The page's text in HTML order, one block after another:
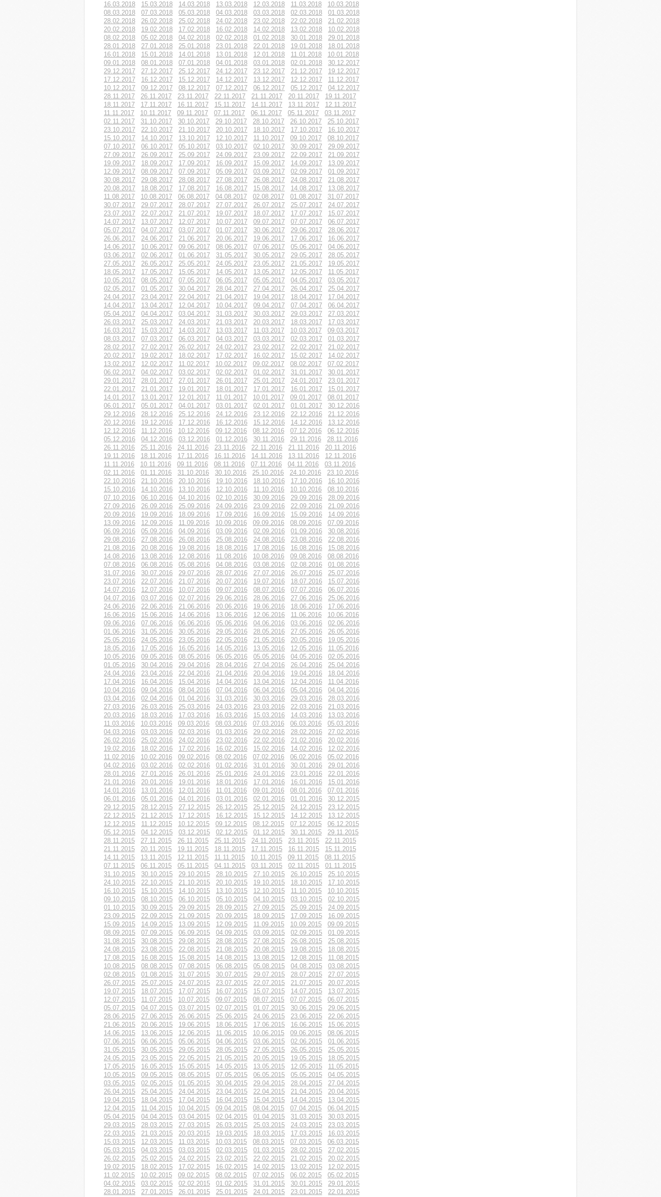
16.03.2018
15.03.2018 14.03.2018 13.03.2018 12.03.2018 11.03.2018
10.03.2018
08.03.2018
07.03.2018 05.03.2018 04.03.2018 03.03.2018 02.03.2018
01.03.2018
28.02.2018
26.02.2018 25.02.2018 24.02.2018 23.02.2018 22.02.2018
21.02.2018
20.02.2018
19.02.2018 17.02.2018 16.02.2018 14.02.2018 13.02.2018
10.02.2018
08.02.2018
05.02.2018 04.02.2018 02.02.2018 01.02.2018 30.01.2018
29.01.2018
28.01.2018
27.01.2018 25.01.2018 23.01.2018 22.01.2018 19.01.2018
18.01.2018
16.01.2018
15.01.2018 14.01.2018 13.01.2018 12.01.2018 11.01.2018
10.01.2018
09.01.2018
08.01.2018 07.01.2018 04.01.2018 03.01.2018 02.01.2018
30.12.2017
29.12.2017
27.12.2017 25.12.2017 24.12.2017 23.12.2017 21.12.2017
19.12.2017
17.12.2017
16.12.2017 15.12.2017 14.12.2017 13.12.2017 12.12.2017
11.12.2017
10.12.2017
09.12.2017 08.12.2017 07.12.2017 06.12.2017 05.12.2017
04.12.2017
28.11.2017
26.11.2017 23.11.2017 22.11.2017 21.11.2017 20.11.2017
19.11.2017
18.11.2017
17.11.2017 16.11.2017 15.11.2017 14.11.2017 13.11.2017
12.11.2017
11.11.2017
10.11.2017 09.11.2017 07.11.2017 06.11.2017 05.11.2017
03.11.2017
02.11.2017
31.10.2017 30.10.2017 29.10.2017 28.10.2017 26.10.2017
25.10.2017
23.10.2017
22.10.2017 21.10.2017 20.10.2017 18.10.2017 17.10.2017
16.10.2017
15.10.2017
14.10.2017 13.10.2017 12.10.2017 11.10.2017 09.10.2017
08.10.2017
07.10.2017
06.10.2017 05.10.2017 03.10.2017 02.10.2017 30.09.2017
29.09.2017
27.09.2017
26.09.2017 25.09.2017 24.09.2017 23.09.2017 22.09.2017
21.09.2017
19.09.2017
18.09.2017 17.09.2017 16.09.2017 15.09.2017 14.09.2017
13.09.2017
12.09.2017
08.09.2017 07.09.2017 05.09.2017 03.09.2017 02.09.2017
01.09.2017
30.08.2017
29.08.2017 28.08.2017 27.08.2017 26.08.2017 24.08.2017
21.08.2017
20.08.2017
18.08.2017 17.08.2017 16.08.2017 15.08.2017 14.08.2017
13.08.2017
11.08.2017
10.08.2017 06.08.2017 04.08.2017 02.08.2017 01.08.2017
31.07.2017
30.07.2017
29.07.2017 28.07.2017 27.07.2017 26.07.2017 25.07.2017
24.07.2017
23.07.2017
22.07.2017 21.07.2017 19.07.2017 18.07.2017 17.07.2017
15.07.2017
14.07.2017
13.07.2017 12.07.2017 10.07.2017 09.07.2017 07.07.2017
06.07.2017
05.07.2017
04.07.2017 03.07.2017 01.07.2017 30.06.2017 29.06.2017
28.06.2017
26.06.2017
24.06.2017 21.06.2017 20.06.2017 19.06.2017 17.06.2017
16.06.2017
14.06.2017
10.06.2017 09.06.2017 08.06.2017 07.06.2017 05.06.2017
04.06.2017
03.06.2017
02.06.2017 01.06.2017 31.05.2017 30.05.2017 29.05.2017
28.05.2017
27.05.2017
26.05.2017 25.05.2017 24.05.2017 23.05.2017 21.05.2017
19.05.2017
18.05.2017
17.05.2017 15.05.2017 14.05.2017 13.05.2017 12.05.2017
11.05.2017
10.05.2017
08.05.2017 07.05.2017 06.05.2017 05.05.2017 04.05.2017
03.05.2017
02.05.2017
01.05.2017 30.04.2017 28.04.2017 27.04.2017 26.04.2017
25.04.2017
24.04.2017
23.04.2017 22.04.2017 21.04.2017 19.04.2017 18.04.2017
17.04.2017
14.04.2017
13.04.2017 12.04.2017 10.04.2017 09.04.2017 07.04.2017
06.04.2017
05.04.2017
04.04.2017 03.04.2017 31.03.2017 30.03.2017 29.03.2017
27.03.2017
26.03.2017
25.03.2017 24.03.2017 21.03.2017 20.03.2017 18.03.2017
17.03.2017
16.03.2017
15.03.2017 14.03.2017 13.03.2017 11.03.2017 10.03.2017
09.03.2017
08.03.2017
07.03.2017 06.03.2017 04.03.2017 03.03.2017 02.03.2017
01.03.2017
28.02.2017
27.02.2017 26.02.2017 24.02.2017 23.02.2017 22.02.2017
21.02.2017
20.02.2017
19.02.2017 18.02.2017 17.02.2017 16.02.2017 15.02.2017
14.02.2017
13.02.2017
12.02.2017 11.02.2017 10.02.2017 09.02.2017 08.02.2017
07.02.2017
06.02.2017
04.02.2017 03.02.2017 02.02.2017 01.02.2017 31.01.2017
30.01.2017
29.01.2017
28.01.2017 27.01.2017 26.01.2017 25.01.2017 24.01.2017
23.01.2017
22.01.2017
21.01.2017 19.01.2017 18.01.2017 17.01.2017 16.01.2017
15.01.2017
14.01.2017
13.01.2017 12.01.2017 11.01.2017 10.01.2017 09.01.2017
08.01.2017
06.01.2017
05.01.2017 04.01.2017 03.01.2017 02.01.2017 01.01.2017
30.12.2016
29.12.2016
28.12.2016 25.12.2016 24.12.2016 23.12.2016 22.12.2016
21.12.2016
20.12.2016
19.12.2016 17.12.2016 16.12.2016 15.12.2016 14.12.2016
13.12.2016
12.12.2016
11.12.2016 10.12.2016 09.12.2016 08.12.2016 07.12.2016
06.12.2016
05.12.2016
04.12.2016 03.12.2016 01.12.2016 30.11.2016 29.11.2016
28.11.2016
26.11.2016
25.11.2016 24.11.2016 23.11.2016 22.11.2016 21.11.2016
20.11.2016
19.11.2016
18.11.2016 17.11.2016 16.11.2016 14.11.2016 13.11.2016
12.11.2016
11.11.2016
10.11.2016 09.11.2016 08.11.2016 07.11.2016 04.11.2016
03.11.2016
02.11.2016
01.11.2016 31.10.2016 30.10.2016 25.10.2016 24.10.2016
23.10.2016
22.10.2016
21.10.2016 20.10.2016 19.10.2016 18.10.2016 17.10.2016
16.10.2016
15.10.2016
14.10.2016 13.10.2016 12.10.2016 11.10.2016 10.10.2016
08.10.2016
07.10.2016
06.10.2016 04.10.2016 02.10.2016 30.09.2016 29.09.2016
28.09.2016
27.09.2016
26.09.2016 25.09.2016 24.09.2016 23.09.2016 22.09.2016
21.09.2016
20.09.2016
19.09.2016 18.09.2016 17.09.2016 16.09.2016 15.09.2016
14.09.2016
13.09.2016
12.09.2016 11.09.2016 10.09.2016 09.09.2016 08.09.2016
07.09.2016
06.09.2016
05.09.2016 04.09.2016 03.09.2016 02.09.2016 01.09.2016
30.08.2016
29.08.2016
27.08.2016 26.08.2016 25.08.2016 24.08.2016 23.08.2016
22.08.2016
21.08.2016
20.08.2016 19.08.2016 18.08.2016 17.08.2016 16.08.2016
15.08.2016
14.08.2016
13.08.2016 12.08.2016 11.08.2016 10.08.2016 09.08.2016
08.08.2016
07.08.2016
06.08.2016 05.08.2016 04.08.2016 03.08.2016 02.08.2016
01.08.2016
31.07.2016
30.07.2016 29.07.2016 28.07.2016 27.07.2016 26.07.2016
25.07.2016
23.07.2016
22.07.2016 21.07.2016 20.07.2016 19.07.2016 18.07.2016
15.07.2016
14.07.2016
12.07.2016 10.07.2016 09.07.2016 08.07.2016 07.07.2016
06.07.2016
04.07.2016
03.07.2016 02.07.2016 29.06.2016 28.06.2016 27.06.2016
25.06.2016
24.06.2016
22.06.2016 21.06.2016 20.06.2016 19.06.2016 18.06.2016
17.06.2016
16.06.2016
15.06.2016 14.06.2016 13.06.2016 12.06.2016 11.06.2016
10.06.2016
09.06.2016
07.06.2016 06.06.2016 05.06.2016 04.06.2016 03.06.2016
02.06.2016
01.06.2016
31.05.2016 30.05.2016 29.05.2016 28.05.2016 27.05.2016
26.05.2016
25.05.2016
24.05.2016 23.05.2016 22.05.2016 21.05.2016 20.05.2016
19.05.2016
18.05.2016
17.05.2016 16.05.2016 14.05.2016 13.05.2016 12.05.2016
11.05.2016
10.05.2016
09.05.2016 08.05.2016 06.05.2016 05.05.2016 04.05.2016
02.05.2016
01.05.2016
30.04.2016 29.04.2016 28.04.2016 27.04.2016 26.04.2016
25.04.2016
24.04.2016
23.04.2016 22.04.2016 21.04.2016 20.04.2016 19.04.2016
18.04.2016
17.04.2016
16.04.2016 15.04.2016 14.04.2016 13.04.2016 12.04.2016
11.04.2016
10.04.2016
09.04.2016 08.04.2016 07.04.2016 06.04.2016 05.04.2016
04.04.2016
03.04.2016
02.04.2016 01.04.2016 31.03.2016 30.03.2016 29.03.2016
28.03.2016
27.03.2016
26.03.2016 25.03.2016 24.03.2016 23.03.2016 22.03.2016
21.03.2016
20.03.2016
18.03.2016 17.03.2016 16.03.2016 15.03.2016 14.03.2016
13.03.2016
11.03.2016
10.03.2016 09.03.2016 08.03.2016 07.03.2016 06.03.2016
05.03.2016
04.03.2016
03.03.2016 02.03.2016 01.03.2016 29.02.2016 28.02.2016
27.02.2016
26.02.2016
25.02.2016 24.02.2016 23.02.2016 22.02.2016 21.02.2016
20.02.2016
19.02.2016
18.02.2016 17.02.2016 16.02.2016 15.02.2016 14.02.2016
12.02.2016
11.02.2016
10.02.2016 09.02.2016 08.02.2016 07.02.2016 06.02.2016
05.02.2016
04.02.2016
03.02.2016 02.02.2016 01.02.2016 31.01.2016 30.01.2016
29.01.2016
28.01.2016
27.01.2016 26.01.2016 25.01.2016 24.01.2016 23.01.2016
22.01.2016
21.01.2016
20.01.2016 19.01.2016 18.01.2016 17.01.2016 16.01.2016
15.01.2016
14.01.2016
13.01.2016 12.01.2016 11.01.2016 09.01.2016 08.01.2016
07.01.2016
06.01.2016
05.01.2016 04.01.2016 03.01.2016 02.01.2016 01.01.2016
30.12.2015
29.12.2015
28.12.2015 27.12.2015 26.12.2015 25.12.2015 24.12.2015
23.12.2015
22.12.2015
21.12.2015 17.12.2015 16.12.2015 15.12.2015 14.12.2015
13.12.2015
12.12.2015
11.12.2015 10.12.2015 09.12.2015 08.12.2015 07.12.2015
06.12.2015
05.12.2015
04.12.2015 03.12.2015 02.12.2015 01.12.2015 30.11.2015
29.11.2015
28.11.2015
27.11.2015 26.11.2015 25.11.2015 24.11.2015 23.11.2015
22.11.2015
21.11.2015
20.11.2015 19.11.2015 18.11.2015 17.11.2015 16.11.2015
15.11.2015
14.11.2015
13.11.2015 12.11.2015 11.11.2015 10.11.2015 09.11.2015
08.11.2015
07.11.2015
06.11.2015 05.11.2015 04.11.2015 03.11.2015 02.11.2015
01.11.2015
31.10.2015
30.10.2015 29.10.2015 28.10.2015 27.10.2015 26.10.2015
25.10.2015
24.10.2015
22.10.2015 21.10.2015 20.10.2015 19.10.2015 18.10.2015
17.10.2015
16.10.2015
15.10.2015 14.10.2015 13.10.2015 12.10.2015 11.10.2015
10.10.2015
09.10.2015
08.10.2015 06.10.2015 05.10.2015 04.10.2015 03.10.2015
02.10.2015
01.10.2015
30.09.2015 29.09.2015 28.09.2015 27.09.2015 25.09.2015
24.09.2015
23.09.2015
22.09.2015 21.09.2015 20.09.2015 18.09.2015 17.09.2015
16.09.2015
15.09.2015
14.09.2015 13.09.2015 12.09.2015 11.09.2015 10.09.2015
09.09.2015
08.09.2015
07.09.2015 06.09.2015 04.09.2015 03.09.2015 02.09.2015
01.09.2015
31.08.2015
30.08.2015 29.08.2015 28.08.2015 27.08.2015 26.08.2015
25.08.2015
24.08.2015
23.08.2015 22.08.2015 21.08.2015 20.08.2015 19.08.2015
18.08.2015
17.08.2015
16.08.2015 15.08.2015 14.08.2015 13.08.2015 12.08.2015
11.08.2015
10.08.2015
08.08.2015 07.08.2015 06.08.2015 05.08.2015 04.08.2015
03.08.2015
02.08.2015
01.08.2015 31.07.2015 30.07.2015 29.07.2015 28.07.2015
27.07.2015
26.07.2015
25.07.2015 24.07.2015 23.07.2015 22.07.2015 21.07.2015
20.07.2015
19.07.2015
18.07.2015 17.07.2015 16.07.2015 15.07.2015 14.07.2015
13.07.2015
12.07.2015
11.07.2015 10.07.2015 09.07.2015 08.07.2015 07.07.2015
06.07.2015
05.07.2015
04.07.2015 03.07.2015 02.07.2015 01.07.2015 30.06.2015
29.06.2015
28.06.2015
27.06.2015 26.06.2015 25.06.2015 24.06.2015 23.06.2015
22.06.2015
21.06.2015
20.06.2015 19.06.2015 18.06.2015 17.06.2015 16.06.2015
15.06.2015
14.06.2015
13.06.2015 12.06.2015 11.06.2015 10.06.2015 09.06.2015
08.06.2015
07.06.2015
06.06.2015 05.06.2015 04.06.2015 03.06.2015 02.06.2015
01.06.2015
31.05.2015
30.05.2015 29.05.2015 28.05.2015 27.05.2015 26.05.2015
25.05.2015
24.05.2015
23.05.2015 22.05.2015 21.05.2015 20.05.2015 19.05.2015
18.05.2015
17.05.2015
16.05.2015 15.05.2015 14.05.2015 13.05.2015 12.05.2015
11.05.2015
10.05.2015
09.05.2015 08.05.2015 07.05.2015 06.05.2015 05.05.2015
04.05.2015
03.05.2015
02.05.2015 01.05.2015 30.04.2015 29.04.2015 28.04.2015
27.04.2015
26.04.2015
25.04.2015 24.04.2015 23.04.2015 22.04.2015 21.04.2015
20.04.2015
19.04.2015
18.04.2015 17.04.2015 16.04.2015 15.04.2015 14.04.2015
13.04.2015
12.04.2015
11.04.2015 10.04.2015 09.04.2015 08.04.2015 07.04.2015
06.04.2015
05.04.2015
04.04.2015 03.04.2015 02.04.2015 01.04.2015 31.03.2015
30.03.2015
29.03.2015
28.03.2015 27.03.2015 26.03.2015 25.03.2015 24.03.2015
23.03.2015
22.03.2015
21.03.2015 20.03.2015 19.03.2015 18.03.2015 17.03.2015
16.03.2015
15.03.2015
12.03.2015 11.03.2015 10.03.2015 08.03.2015 07.03.2015
06.03.2015
05.03.2015
04.03.2015 03.03.2015 02.03.2015 01.03.2015 28.02.2015
27.02.2015
26.02.2015
25.02.2015 24.02.2015 23.02.2015 22.02.2015 21.02.2015
20.02.2015
19.02.2015
18.02.2015 17.02.2015 16.02.2015 14.02.2015 13.02.2015
12.02.2015
11.02.2015
10.02.2015 09.02.2015 08.02.2015 07.02.2015 06.02.2015
05.02.2015
04.02.2015
03.02.2015 02.02.2015 01.02.2015 31.01.2015 30.01.2015
29.01.2015
28.01.2015
27.01.2015 26.01.2015 25.01.2015 24.01.2015 23.01.2015
22.01.2015